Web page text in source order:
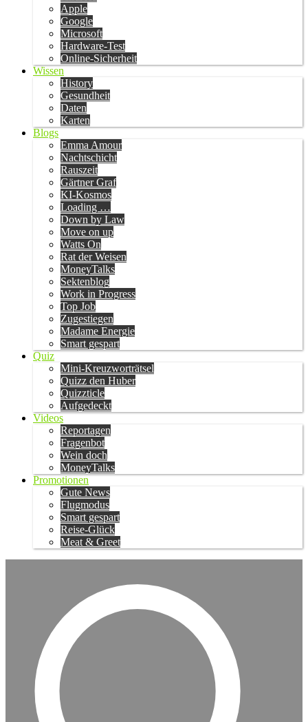
Apple
Google
Microsoft
Hardware-Test
Online-Sicherheit
Wissen
History
Gesundheit
Daten
Karten
Blogs
Emma Amour
Nachtschicht
Rauszeit
Gärtner Graf
KI-Kosmos
Loading …
Down by Law
Move on up
Watts On
Rat der Weisen
MoneyTalks
Sektenblog
Work in Progress
Top Job
Zugestiegen
Madame Energie
Smart gespart
Quiz
Mini-Kreuzworträtsel
Quizz den Huber
Quizzticle
Aufgedeckt
Videos
Reportagen
Fragenbot
Wein doch
MoneyTalks
Promotionen
Gute News
Flugmodus
Smart gespart
Reise-Glück
Meat & Greet